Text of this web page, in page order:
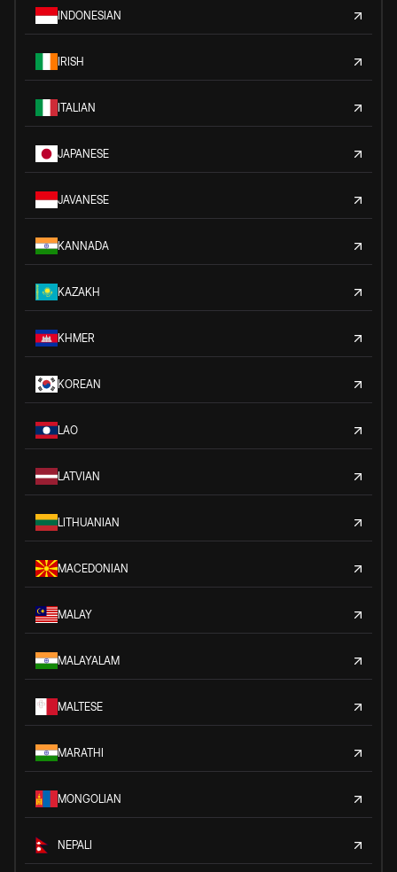
INDONESIAN
IRISH
ITALIAN
JAPANESE
JAVANESE
KANNADA
KAZAKH
KHMER
KOREAN
LAO
LATVIAN
LITHUANIAN
MACEDONIAN
MALAY
MALAYALAM
MALTESE
MARATHI
MONGOLIAN
NEPALI